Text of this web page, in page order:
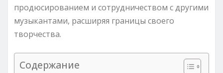
продюсированием и сотрудничеством с другими
музыкантами, расширяя границы своего
творчества.
Содержание